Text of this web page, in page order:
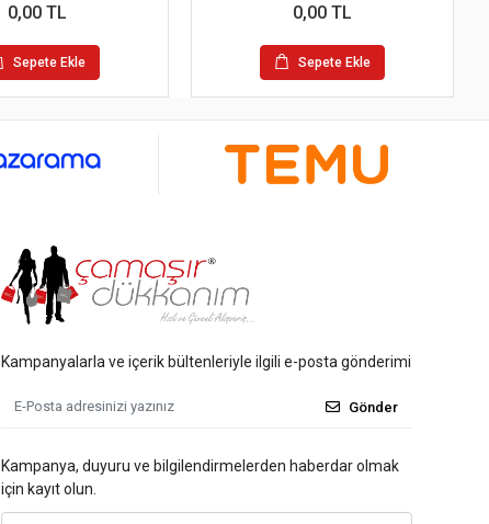
0,00 TL
Sepete Ekle
0,00 TL
Sepete Ekle
Kampanyalarla ve içerik bültenleriyle ilgili e-posta gönderimi
Gönder
Kampanya, duyuru ve bilgilendirmelerden haberdar olmak
için kayıt olun.